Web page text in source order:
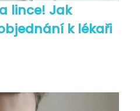
lince! Jak
k lékaři